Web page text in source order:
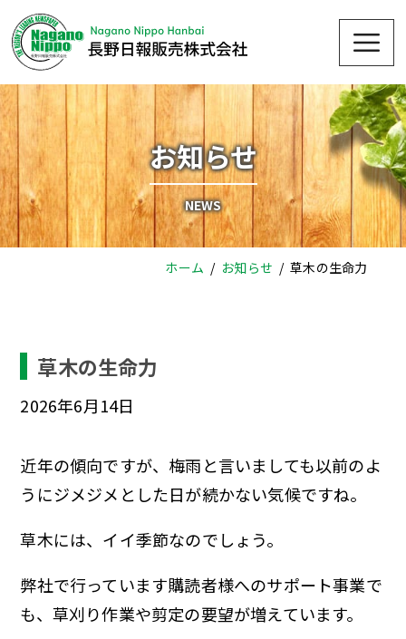
Skip
to
content
お知らせ
NEWS
ホーム お知らせ 草木の生命力
草木の生命力
2026年6月14日
近年の傾向ですが、梅雨と言いましても以前のよ
うにジメジメとした日が続かない気候ですね。
草木には、イイ季節なのでしょう。
弊社で行っています購読者様へのサポート事業で
も、草刈り作業や剪定の要望が増えています。